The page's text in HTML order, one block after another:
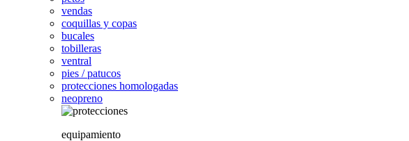
vendas
coquillas y copas
bucales
tobilleras
ventral
pies / patucos
protecciones homologadas
neopreno
equipamiento